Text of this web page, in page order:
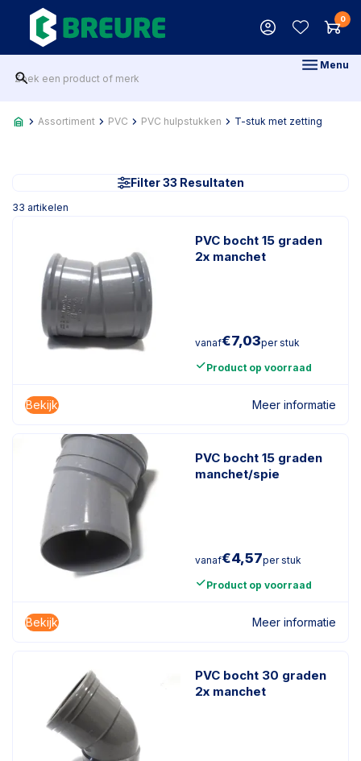
0
Menu
Assortiment PVC PVC hulpstukken T-stuk met zetting
Filter 33 Resultaten
33 artikelen
PVC bocht 15 graden
2x manchet
vanaf€7,03per stuk
Product op voorraad
Bekijk Meer informatie
PVC bocht 15 graden
manchet/spie
vanaf€4,57per stuk
Product op voorraad
Bekijk Meer informatie
PVC bocht 30 graden
2x manchet